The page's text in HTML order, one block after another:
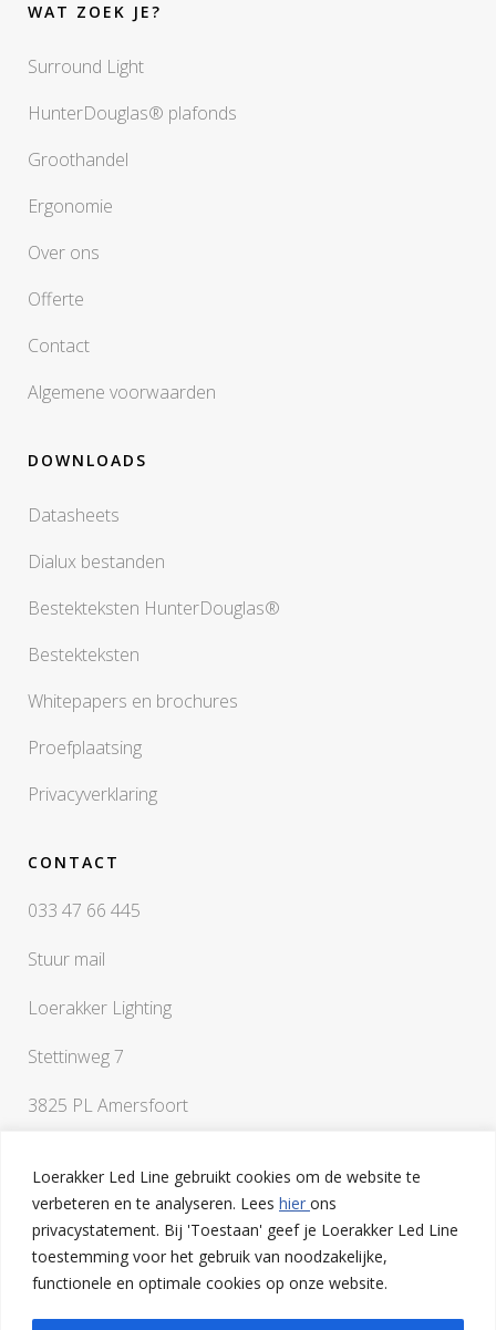
Loerakker Led Line gebruikt cookies om de website te
verbeteren en te analyseren. Lees hier ons
privacystatement. Bij 'Toestaan' geef je Loerakker Led Line
toestemming voor het gebruik van noodzakelijke,
functionele en optimale cookies op onze website.
WAT ZOEK JE?
Surround Light
HunterDouglas® plafonds
Groothandel
Ergonomie
Over ons
Offerte
Contact
Algemene voorwaarden
DOWNLOADS
Datasheets
Dialux bestanden
Bestekteksten HunterDouglas®
Bestekteksten
Whitepapers en brochures
Proefplaatsing
Privacyverklaring
CONTACT
033 47 66 445
Stuur mail
Loerakker Lighting
Stettinweg 7
3825 PL Amersfoort
Als je vragen hebt of een klankbord nodig hebt bij het
uitwerken van je ideeën, ben je van harte welkom op onze
lichtstudio in Amersfoort